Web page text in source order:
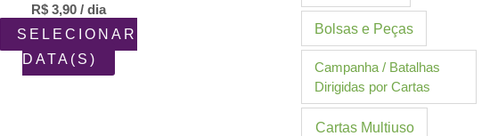
R$3,90/ dia
SELECIONAR
DATA(S)
Bolsas e Peças
Campanha / Batalhas
Dirigidas por Cartas
Cartas Multiuso